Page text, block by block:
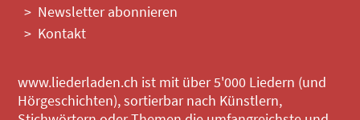
Newsletter abonnieren
Kontakt
www.liederladen.ch ist mit über 5'000 Liedern (und
Hörgeschichten), sortierbar nach Künstlern,